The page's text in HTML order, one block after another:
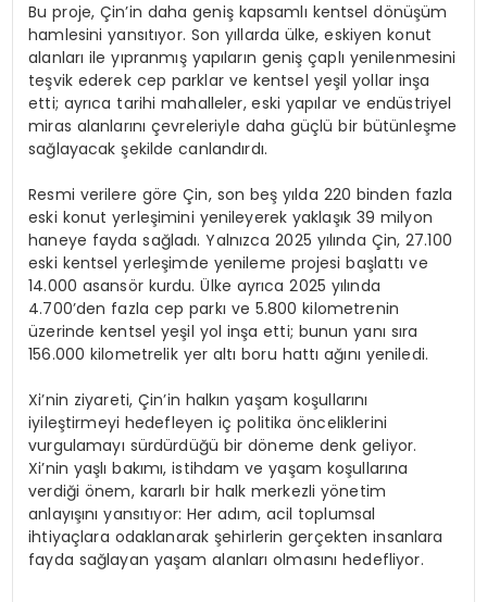
Bu proje, Çin’in daha geniş kapsamlı kentsel dönüşüm
hamlesini yansıtıyor. Son yıllarda ülke, eskiyen konut
alanları ile yıpranmış yapıların geniş çaplı yenilenmesini
teşvik ederek cep parklar ve kentsel yeşil yollar inşa
etti; ayrıca tarihi mahalleler, eski yapılar ve endüstriyel
miras alanlarını çevreleriyle daha güçlü bir bütünleşme
sağlayacak şekilde canlandırdı.
Resmi verilere göre Çin, son beş yılda 220 binden fazla
eski konut yerleşimini yenileyerek yaklaşık 39 milyon
haneye fayda sağladı. Yalnızca 2025 yılında Çin, 27.100
eski kentsel yerleşimde yenileme projesi başlattı ve
14.000 asansör kurdu. Ülke ayrıca 2025 yılında
4.700’den fazla cep parkı ve 5.800 kilometrenin
üzerinde kentsel yeşil yol inşa etti; bunun yanı sıra
156.000 kilometrelik yer altı boru hattı ağını yeniledi.
Xi’nin ziyareti, Çin’in halkın yaşam koşullarını
iyileştirmeyi hedefleyen iç politika önceliklerini
vurgulamayı sürdürdüğü bir döneme denk geliyor.
Xi’nin yaşlı bakımı, istihdam ve yaşam koşullarına
verdiği önem, kararlı bir halk merkezli yönetim
anlayışını yansıtıyor: Her adım, acil toplumsal
ihtiyaçlara odaklanarak şehirlerin gerçekten insanlara
fayda sağlayan yaşam alanları olmasını hedefliyor.